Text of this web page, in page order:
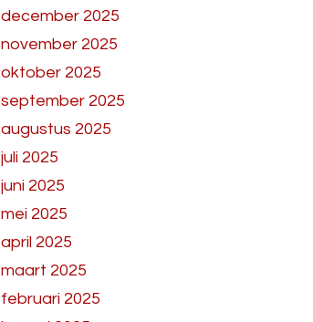
december 2025
november 2025
oktober 2025
september 2025
augustus 2025
juli 2025
juni 2025
mei 2025
april 2025
maart 2025
februari 2025